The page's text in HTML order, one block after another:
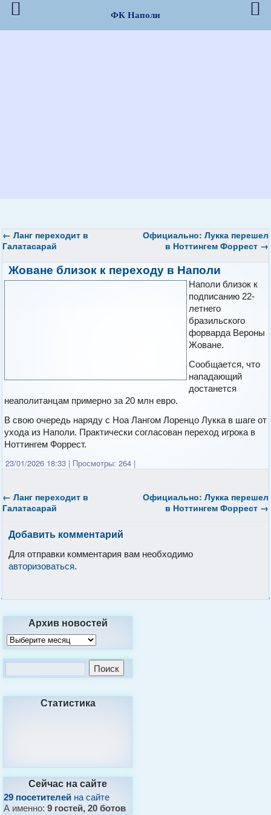
← Ланг переходит в
Галатасарай
Официально: Лукка перешел
в Ноттингем Форрест →
Жоване близок к переходу в Наполи
Наполи близок к
подписанию 22-
летнего
бразильского
форварда Вероны
Жоване.
Сообщается, что
нападающий
достанется
неаполитанцам примерно за 20 млн евро.
В свою очередь наряду с Ноа Лангом Лоренцо Лукка в шаге от
ухода из Наполи. Практически согласован переход игрока в
Ноттингем Форрест.
23/01/2026 18:33 | Просмотры: 264 |
← Ланг переходит в
Галатасарай
Официально: Лукка перешел
в Ноттингем Форрест →
Добавить комментарий
Для отправки комментария вам необходимо
авторизоваться.
Архив новостей
Статистика
Сейчас на сайте
29 посетителей на сайте
А именно:9 гостей, 20 ботов
ФК Наполи